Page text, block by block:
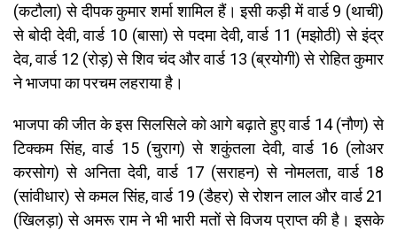
(कटौला) से दीपक कुमार शर्मा शामिल हैं। इसी कड़ी में वार्ड 9 (थाची)
से बोदी देवी, वार्ड 10 (बासा) से पदमा देवी, वार्ड 11 (मझोठी) से इंद्र
देव, वार्ड 12 (रोड़) से शिव चंद और वार्ड 13 (ब्रयोगी) से रोहित कुमार
ने भाजपा का परचम लहराया है।
भाजपा की जीत के इस सिलसिले को आगे बढ़ाते हुए वार्ड 14 (नौण) से
टिक्कम सिंह, वार्ड 15 (चुराग) से शकुंतला देवी, वार्ड 16 (लोअर
करसोग) से अनिता देवी, वार्ड 17 (सराहन) से नोमलता, वार्ड 18
(सांवीधार) से कमल सिंह, वार्ड 19 (डैहर) से रोशन लाल और वार्ड 21
(खिलड़ा) से अमरू राम ने भी भारी मतों से विजय प्राप्त की है। इसके